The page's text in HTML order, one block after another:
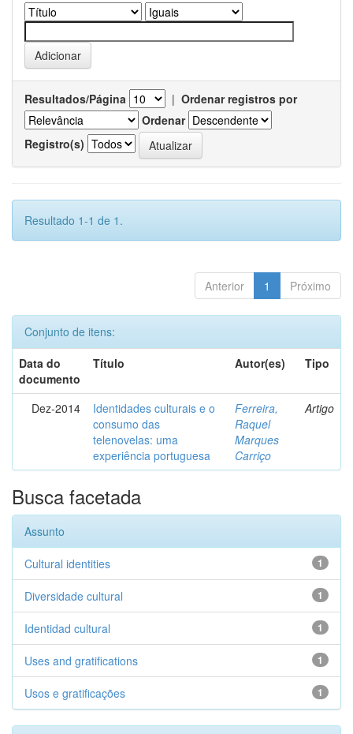
Resultados/Página | Ordenar registros por
Ordenar
Registro(s)
Resultado 1-1 de 1.
Anterior 1 Próximo
Conjunto de itens:
Data do
documento
Título Autor(es) Tipo
Dez-2014
Identidades culturais e o
consumo das
telenovelas: uma
experiência portuguesa
Ferreira,
Raquel
Marques
Carriço
Artigo
Busca facetada
Assunto
1
Cultural identities
1
Diversidade cultural
1
Identidad cultural
1
Uses and gratifications
1
Usos e gratificações